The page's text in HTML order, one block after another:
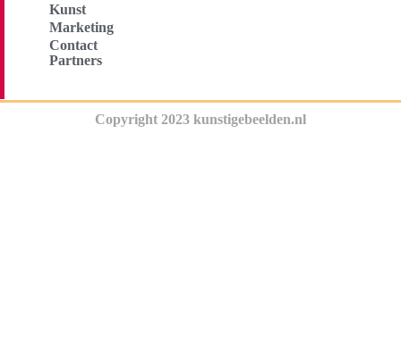
Kunst
Marketing
Contact
Partners
Copyright 2023 kunstigebeelden.nl